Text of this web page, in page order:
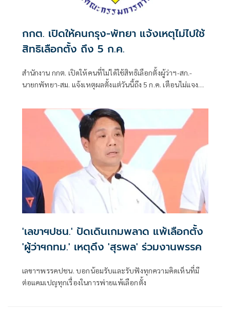
กกต. เปิดให้คนกรุง-พัทยา แจ้งเหตุไม่ไปใช้
สิทธิเลือกตั้ง ถึง 5 ก.ค.
สำนักงาน กกต. เปิดให้คนที่ไม่ได้ใช้สิทธิเลือกตั้งผู้ว่าฯ-สก.-
นายกพัทยา-สม. แจ้งเหตุผลตั้งแต่วันนี้ถึง 5 ก.ค. เตือนไม่แจง
'เลขาฯปชน.' ปัดเดินเกมพลาด แพ้เลือกตั้ง
'ผู้ว่าฯกทม.' เหตุดึง 'สุรพล' ร่วมงานพรรค
เลขาฯพรรคปชน. บอกน้อมรับและรับฟังทุกความคิดเห็นที่มี
ต่อแคมเปญทุกเรื่องในการพ่ายแพ้เลือกตั้ง